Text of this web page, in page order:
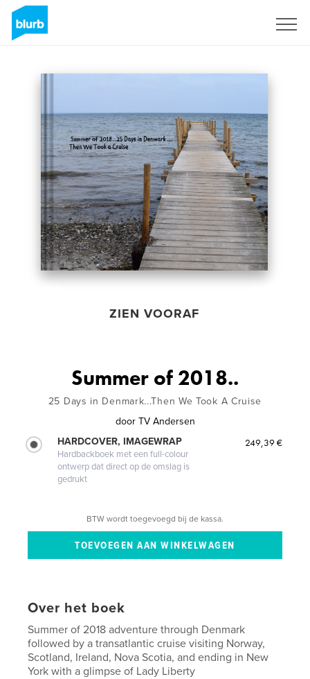
ZIEN VOORAF
Summer of 2018..
25 Days in Denmark...Then We Took A Cruise
door TV Andersen
HARDCOVER, IMAGEWRAP
Hardbackboek met een full-colour
ontwerp dat direct op de omslag is
gedrukt
249,39 €
BTW wordt toegevoegd bij de kassa.
Over het boek
Summer of 2018 adventure through Denmark
followed by a transatlantic cruise visiting Norway,
Scotland, Ireland, Nova Scotia, and ending in New
York with a glimpse of Lady Liberty